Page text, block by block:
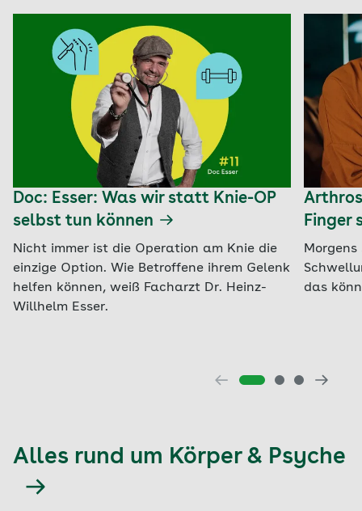
Doc: Esser: Was wir statt Knie-OP
selbst tun können
Nicht immer ist die Operation am Knie die
einzige Option. Wie Betroffene ihrem Gelenk
helfen können, weiß Facharzt Dr. Heinz-
Willhelm Esser.
Finger
das
Alles rund um Körper & Psyche